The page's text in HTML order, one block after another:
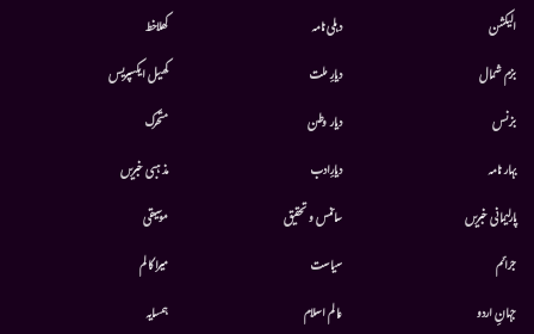
الیکشن
بزم شمال
بزنس
بہار نامہ
پارلیمانی خبریں
جرائم
جہانِ اردو
دہلی نامہ
دیارِ ملت
دیار وطن
دیارِادب
سائنس و تحقیق
سیاست
عالم اسلام
کھلاخط
کھیل ایکسپریس
متحرك
مذہبی خبریں
موسيقى
میرا کالم
ہمسایہ